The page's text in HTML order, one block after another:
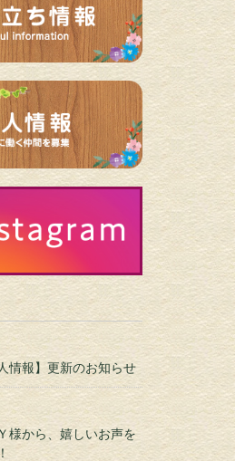
報】更新のお知らせ
様から、嬉しいお声を